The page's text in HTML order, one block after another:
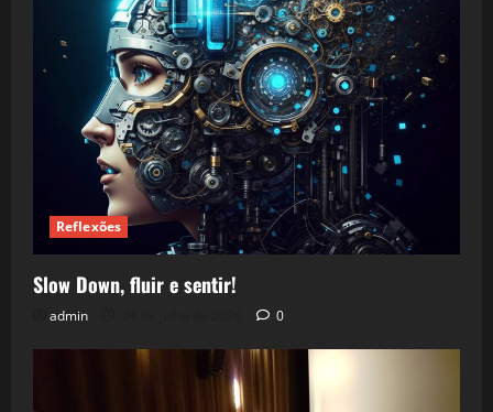
Reflexões
Slow Down, fluir e sentir!
admin 0